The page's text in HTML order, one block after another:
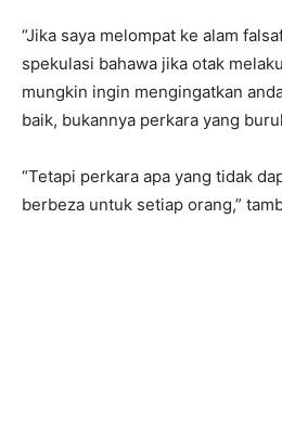
“Jika saya melompat ke alam
spekulasi bahawa jika otak
mungkin ingin mengingatkan
baik, bukannya perkara yang
“Tetapi perkara apa yang tidak
berbeza untuk setiap orang,”